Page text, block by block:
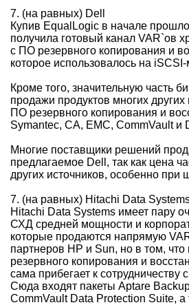
7. (на равных) Dell
Купив EqualLogic в начале
получила готовый канал VAR`ов
с ПО резервного копирования и
которое использовалось на
Кроме того, значительную часть
продажи продуктов многих
ПО резервного копирования и
Symantec, CA, EMC, CommVault и
Многие поставщики решений
предлагаемое Dell, так как цена
других источников, особенно при
7. (на равных) Hitachi Data
Hitachi Data Systems имеет пару
СХД средней мощности и
которые продаются напрямую
партнеров HP и Sun, но в том,
резервного копирования и
сама прибегает к сотрудничеству
Сюда входят пакеты Aptare
CommVault Data Protection Suite, а